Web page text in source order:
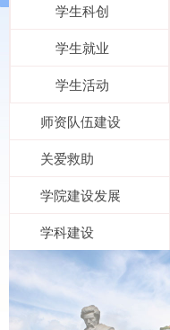
学生科创
学生就业
学生活动
师资队伍建设
关爱救助
学院建设发展
学科建设